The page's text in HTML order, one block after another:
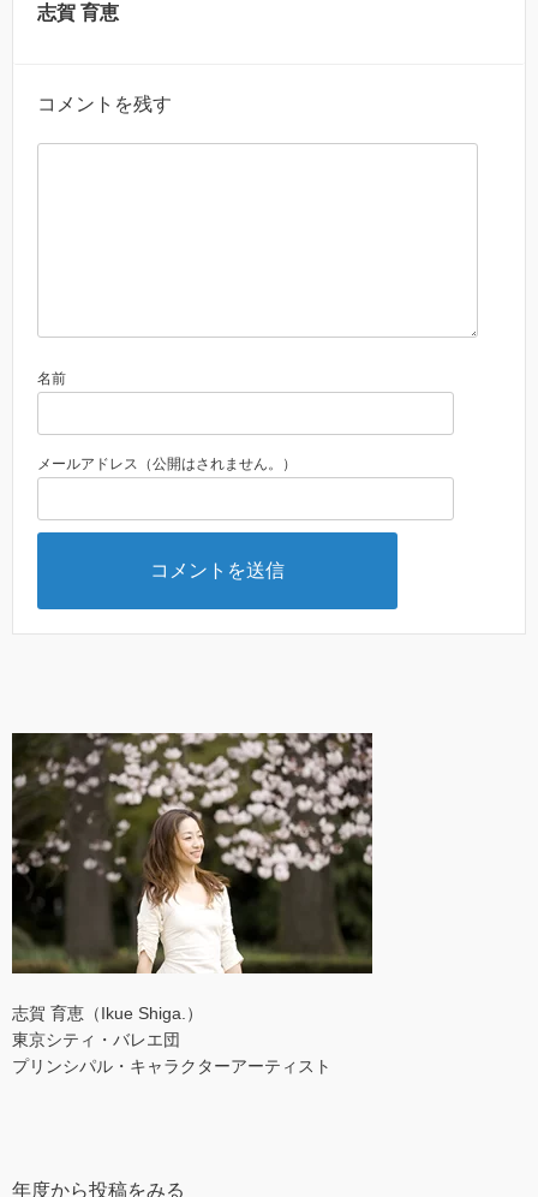
志賀 育恵
コメントを残す
名前
メールアドレス（公開はされません。）
志賀 育恵（Ikue Shiga.）
東京シティ・バレエ団
プリンシパル・キャラクターアーティスト
年度から投稿をみる